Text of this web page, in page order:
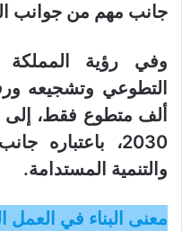
جانب مهم من جوانب
وفي رؤية
ألف متطوع فقط، إلى
2030،
والتنمية المستدامة.
معنى البناء في العمل